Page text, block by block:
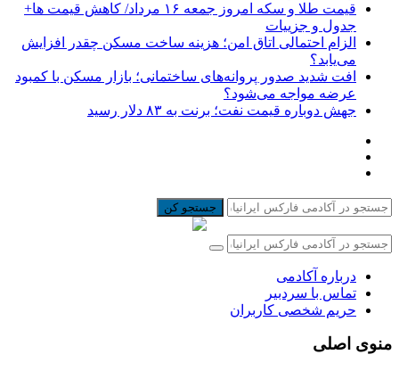
قیمت طلا و سکه امروز جمعه ۱۶ مرداد/ کاهش قیمت ها+
جدول و جزییات
الزام احتمالی اتاق امن؛ هزینه ساخت مسکن چقدر افزایش
می‌یابد؟
افت شدید صدور پروانه‌های ساختمانی؛ بازار مسکن با کمبود
عرضه مواجه می‌شود؟
جهش دوباره قیمت نفت؛ برنت به ۸۳ دلار رسید
جستجو کن
درباره آکادمی
تماس با سردبیر
حریم شخصی کاربران
منوی اصلی